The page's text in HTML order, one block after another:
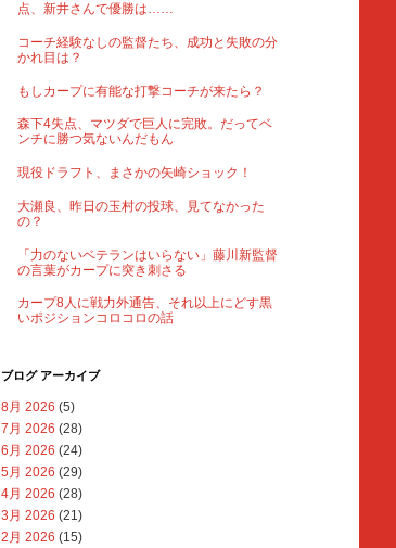
点、新井さんで優勝は……
コーチ経験なしの監督たち、成功と失敗の分
かれ目は？
もしカープに有能な打撃コーチが来たら？
森下4失点、マツダで巨人に完敗。だってベ
ンチに勝つ気ないんだもん
現役ドラフト、まさかの矢崎ショック！
大瀬良、昨日の玉村の投球、見てなかった
の？
「力のないベテランはいらない」藤川新監督
の言葉がカープに突き刺さる
カープ8人に戦力外通告、それ以上にどす黒
いポジションコロコロの話
ブログ アーカイブ
8月 2026 (5)
7月 2026 (28)
6月 2026 (24)
5月 2026 (29)
4月 2026 (28)
3月 2026 (21)
2月 2026 (15)